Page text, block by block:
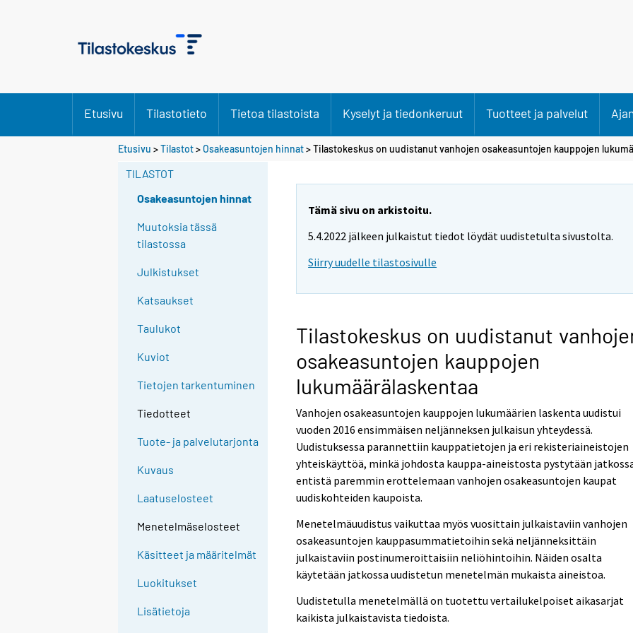
Etusivu Tilastotieto Tietoa tilastoista Kyselyt ja tiedonkeruut Tuotteet ja palvelut
Etusivu >Tilastot>Osakeasuntojen hinnat> Tilastokeskus on uudistanut vanhojen osakeasuntojen kauppojen
TILASTOT
Osakeasuntojen hinnat
Muutoksia tässä
tilastossa
Julkistukset
Katsaukset
Taulukot
Kuviot
Tietojen tarkentuminen
Tiedotteet
Tuote- ja palvelutarjonta
Kuvaus
Laatuselosteet
Menetelmäselosteet
Käsitteet ja määritelmät
Luokitukset
Lisätietoja
Tämä sivu on arkistoitu.
5.4.2022 jälkeen julkaistut tiedot löydät uudistetulta sivustolta.
Siirry uudelle tilastosivulle
Tilastokeskus on uudistanut
osakeasuntojen kauppojen
lukumäärälaskentaa
Vanhojen osakeasuntojen kauppojen lukumäärien laskenta uudistui
vuoden 2016 ensimmäisen neljänneksen julkaisun yhteydessä.
Uudistuksessa parannettiin kauppatietojen ja eri rekisteriaineistojen
yhteiskäyttöä, minkä johdosta kauppa-aineistosta pystytään
entistä paremmin erottelemaan vanhojen osakeasuntojen kaupat
uudiskohteiden kaupoista.
Menetelmäuudistus vaikuttaa myös vuosittain julkaistaviin vanhojen
osakeasuntojen kauppasummatietoihin sekä neljänneksittäin
julkaistaviin postinumeroittaisiin neliöhintoihin. Näiden osalta
käytetään jatkossa uudistetun menetelmän mukaista aineistoa.
Uudistetulla menetelmällä on tuotettu vertailukelpoiset aikasarjat
kaikista julkaistavista tiedoista.